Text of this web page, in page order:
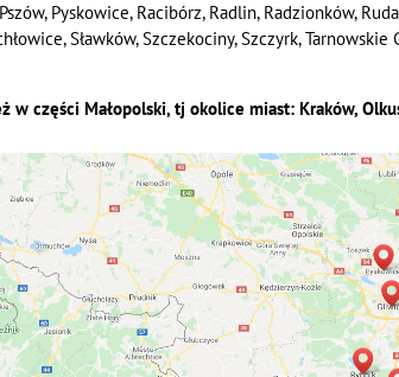
Pyskowice, Racibórz, Radlin, Radzionków,
Sławków, Szczekociny, Szczyrk,
w części Małopolski, tj okolice miast: Kraków,